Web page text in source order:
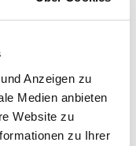
Anzeigen zu
Medien anbieten
Website zu
zu Ihrer
Multi-
Live ab
Aussaat…